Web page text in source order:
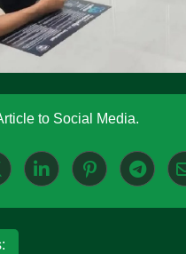
to Social Media.